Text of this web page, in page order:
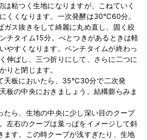
は粘つく生地になりますが、こねていく
くくなります。一次発酵は30℃60分。
ガス抜きをして綺麗に丸め直し、固く絞
チタイム15分。べとつきがあるときは軽
やすくなります。ベンチタイムが終わっ
伸ばし、三つ折りにして、さらに二つに
りと閉じます。
天板においたら、35℃30分で二次発
板の中央におきましょう。結構膨らみま
たら、生地の中央に少し深い目のクープ
左右のクープは葉っぱをイメージして斜
ます。この時クープが浅すぎたり、生地